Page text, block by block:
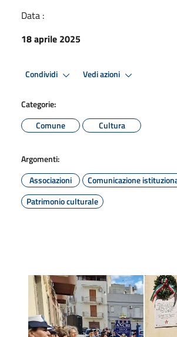
Data :
18 aprile 2025
Condividi Vedi azioni
Categorie:
Comune
Cultura
Argomenti:
Associazioni
Comunicazione
Patrimonio culturale